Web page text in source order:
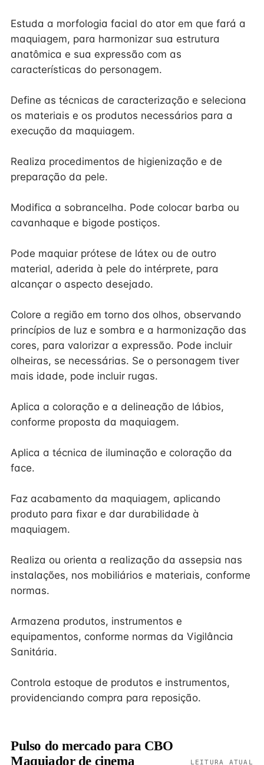
Estuda a morfologia facial do ator em que fará a
maquiagem, para harmonizar sua estrutura
anatômica e sua expressão com as
características do personagem.
Define as técnicas de caracterização e seleciona
os materiais e os produtos necessários para a
execução da maquiagem.
Realiza procedimentos de higienização e de
preparação da pele.
Modifica a sobrancelha. Pode colocar barba ou
cavanhaque e bigode postiços.
Pode maquiar prótese de látex ou de outro
material, aderida à pele do intérprete, para
alcançar o aspecto desejado.
Colore a região em torno dos olhos, observando
princípios de luz e sombra e a harmonização das
cores, para valorizar a expressão. Pode incluir
olheiras, se necessárias. Se o personagem tiver
mais idade, pode incluir rugas.
Aplica a coloração e a delineação de lábios,
conforme proposta da maquiagem.
Aplica a técnica de iluminação e coloração da
face.
Faz acabamento da maquiagem, aplicando
produto para fixar e dar durabilidade à
maquiagem.
Realiza ou orienta a realização da assepsia nas
instalações, nos mobiliários e materiais, conforme
normas.
Armazena produtos, instrumentos e
equipamentos, conforme normas da Vigilância
Sanitária.
Controla estoque de produtos e instrumentos,
providenciando compra para reposição.
Pulso do mercado para CBO
Maquiador de cinema
LEITURA ATUAL